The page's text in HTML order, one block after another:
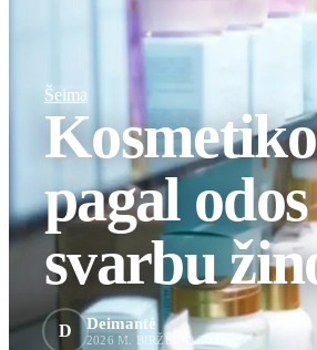
Šeima
pagal
svarbu
D Deimantė
2026 M. BIRŽELIO 30 D.